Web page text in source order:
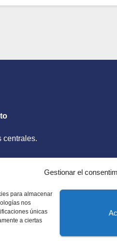
Gestionar el
para almacenar
nos
únicas
a ciertas
centrales.
Unidos. Amplia